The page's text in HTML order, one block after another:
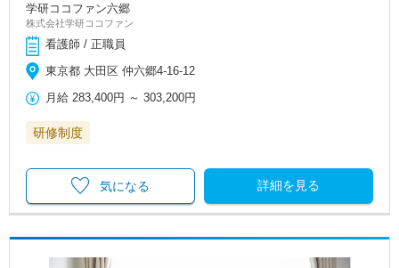
学研ココファン六郷
株式会社学研ココファン
看護師 / 正職員
東京都 大田区 仲六郷4-16-12
月給 283,400円 ～303,200円
研修制度
詳細を見る
気になる